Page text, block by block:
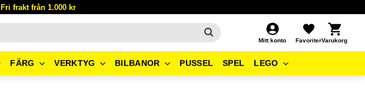
Fri frakt från 1.000 kr
Mitt konto
Favoriter
Kundvagn
FÄRG VERKTYG BILBANOR PUSSEL SPEL LEGO